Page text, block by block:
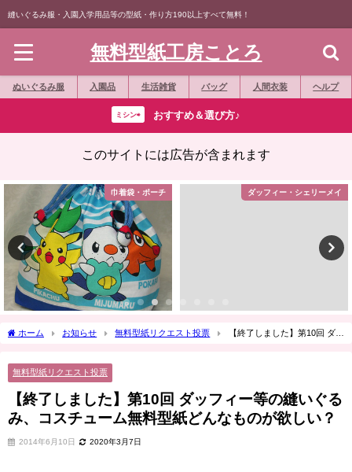
縫いぐるみ服・入園入学用品等の型紙・作り方190以上すべて無料！
無料型紙工房ことろ
ぬいぐるみ服 入園品 生活雑貨 バッグ 人間衣装 ヘルプ
ミシン⇨ おすすめ＆選び方♪
このサイトには広告が含まれます
巾着袋・ポーチ ダッフィー・シェリーメイ
ホーム お知らせ 無料型紙リクエスト投票
【終了しました】第10回 ダッ
無料型紙リクエスト投票
【終了しました】第10回 ダッフィー等の縫いぐる
み、コスチューム無料型紙どんなものが欲しい？
2014年6月10日 2020年3月7日